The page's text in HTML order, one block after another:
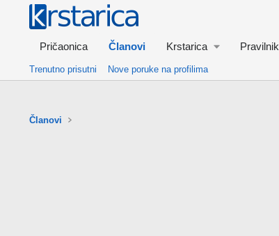
Pričaonica Članovi Krstarica Pravilnik
Trenutno prisutni Nove poruke na profilima
Članovi